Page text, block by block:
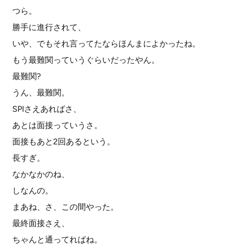
つら。
勝手に進行されて、
いや、でもそれ言ってたならほんまによかったね。
もう最難関っていうぐらいだったやん。
最難関?
うん、最難関。
SPIさえあればさ、
あとは面接っていうさ。
面接もあと2回あるという。
長すぎ。
なかなかのね、
しなんの。
まあね、さ、この間やった。
最終面接さえ、
ちゃんと通ってればね。